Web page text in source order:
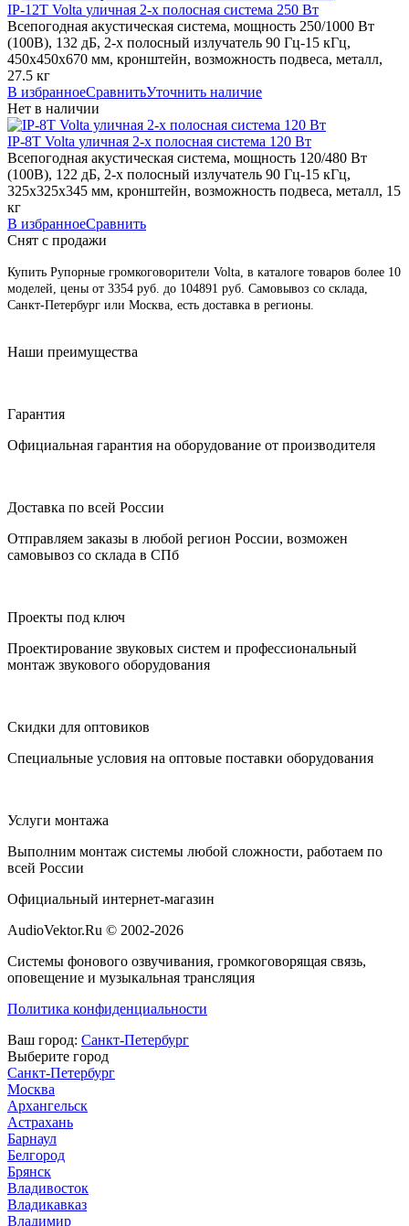
IP-12T Volta уличная 2-х полосная система 250 Вт
Всепогодная акустическая система, мощность 250/1000 Вт
(100В), 132 дБ, 2-х полосный излучатель 90 Гц-15 кГц,
450х450х670 мм, кронштейн, возможность подвеса, металл,
27.5 кг
В избранноеСравнитьУточнить наличие
Нет в наличии
IP-8T Volta уличная 2-х полосная система 120 Вт
Всепогодная акустическая система, мощность 120/480 Вт
(100В), 122 дБ, 2-х полосный излучатель 90 Гц-15 кГц,
325х325х345 мм, кронштейн, возможность подвеса, металл, 15
кг
В избранноеСравнить
Снят с продажи
Купить Рупорные громкоговорители Volta, в каталоге товаров более 10
моделей, цены от 3354 руб. до 104891 руб. Cамовывоз со склада,
Санкт-Петербург или Москва, есть доставка в регионы.
Наши преимущества
Гарантия
Официальная гарантия на оборудование от производителя
Доставка по всей России
Отправляем заказы в любой регион России, возможен
самовывоз со склада в СПб
Проекты под ключ
Проектирование звуковых систем и профессиональный
монтаж звукового оборудования
Скидки для оптовиков
Специальные условия на оптовые поставки оборудования
Услуги монтажа
Выполним монтаж системы любой сложности, работаем по
всей России
Официальный интернет-магазин
AudioVektor.Ru © 2002-2026
Системы фонового озвучивания, громкоговорящая связь,
оповещение и музыкальная трансляция
Политика конфиденциальности
Ваш город: Санкт-Петербург
Выберите город
Санкт-Петербург
Москва
Архангельск
Астрахань
Барнаул
Белгород
Брянск
Владивосток
Владикавказ
Владимир